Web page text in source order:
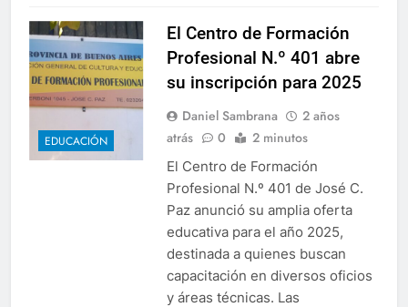
EDUCACIÓN
El Centro de Formación
Profesional N.º 401 abre
su inscripción para 2025
Daniel Sambrana
2 años
atrás
0 2 minutos
El Centro de Formación
Profesional N.º 401 de José C.
Paz anunció su amplia oferta
educativa para el año 2025,
destinada a quienes buscan
capacitación en diversos oficios
y áreas técnicas. Las